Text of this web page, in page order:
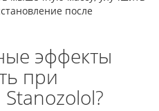
после
эффекты
при